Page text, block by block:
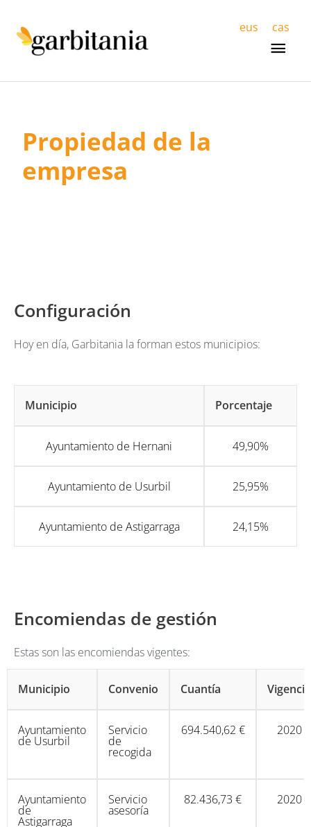
eus cas
Propiedad de la
empresa
Configuración
Hoy en día, Garbitania la forman estos municipios:
Municipio Porcentaje
Ayuntamiento de Hernani 49,90%
Ayuntamiento de Usurbil 25,95%
Ayuntamiento de Astigarraga 24,15%
Encomiendas de gestión
Estas son las encomiendas vigentes:
Municipio Convenio Cuantía Vigencia
Ayuntamiento
de Usurbil
Servicio
de
recogida
694.540,62 € 2020
Ayuntamiento
de
Astigarraga
Servicio
asesoría
82.436,73 € 2020